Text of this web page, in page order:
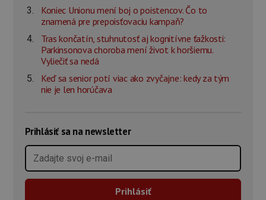
Koniec Unionu mení boj o poistencov. Čo to
znamená pre prepoisťovaciu kampaň?
Tras končatín, stuhnutosť aj kognitívne ťažkosti:
Parkinsonova choroba mení život k horšiemu.
Vyliečiť sa nedá
Keď sa senior potí viac ako zvyčajne: kedy za tým
nie je len horúčava
Prihlásiť sa na newsletter